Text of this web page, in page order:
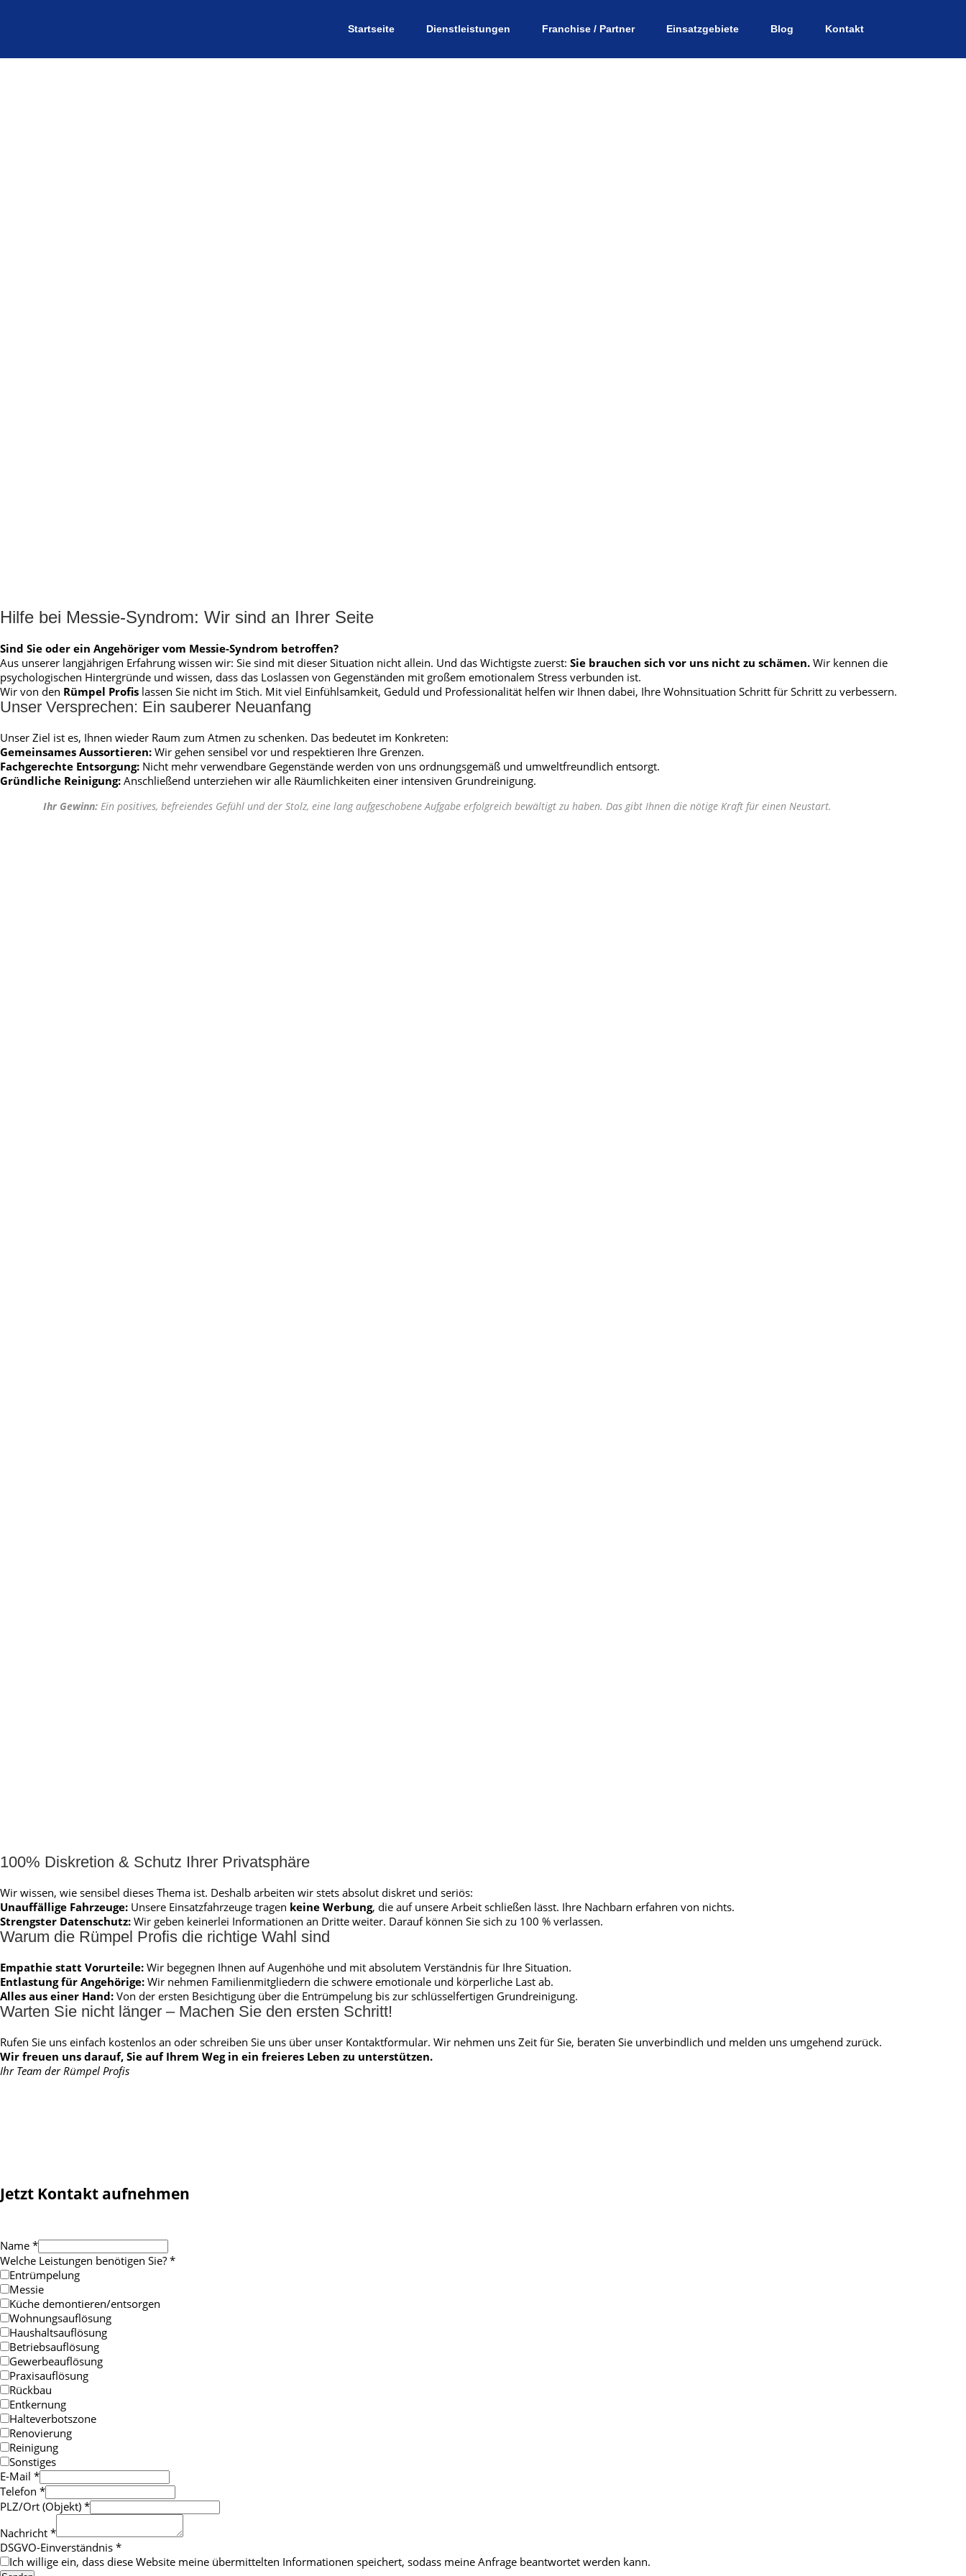
Startseite Dienstleistungen Franchise / Partner Einsatzgebiete Blog Kontakt
Hilfe bei Messie-Syndrom: Wir sind an Ihrer Seite
Sind Sie oder ein Angehöriger vom Messie-Syndrom betroffen?
Aus unserer langjährigen Erfahrung wissen wir: Sie sind mit dieser Situation nicht allein. Und das Wichtigste zuerst: Sie brauchen sich vor uns nicht zu schämen. Wir kennen die
psychologischen Hintergründe und wissen, dass das Loslassen von Gegenständen mit großem emotionalem Stress verbunden ist.
Wir von den Rümpel Profis lassen Sie nicht im Stich. Mit viel Einfühlsamkeit, Geduld und Professionalität helfen wir Ihnen dabei, Ihre Wohnsituation Schritt für Schritt zu verbessern.
Unser Versprechen: Ein sauberer Neuanfang
Unser Ziel ist es, Ihnen wieder Raum zum Atmen zu schenken. Das bedeutet im Konkreten:
Gemeinsames Aussortieren: Wir gehen sensibel vor und respektieren Ihre Grenzen.
Fachgerechte Entsorgung: Nicht mehr verwendbare Gegenstände werden von uns ordnungsgemäß und umweltfreundlich entsorgt.
Gründliche Reinigung: Anschließend unterziehen wir alle Räumlichkeiten einer intensiven Grundreinigung.
Ihr Gewinn: Ein positives, befreiendes Gefühl und der Stolz, eine lang aufgeschobene Aufgabe erfolgreich bewältigt zu haben. Das gibt Ihnen die nötige Kraft für einen Neustart.
100% Diskretion & Schutz Ihrer Privatsphäre
Wir wissen, wie sensibel dieses Thema ist. Deshalb arbeiten wir stets absolut diskret und seriös:
Unauffällige Fahrzeuge: Unsere Einsatzfahrzeuge tragen keine Werbung, die auf unsere Arbeit schließen lässt. Ihre Nachbarn erfahren von nichts.
Strengster Datenschutz: Wir geben keinerlei Informationen an Dritte weiter. Darauf können Sie sich zu 100 % verlassen.
Warum die Rümpel Profis die richtige Wahl sind
Empathie statt Vorurteile: Wir begegnen Ihnen auf Augenhöhe und mit absolutem Verständnis für Ihre Situation.
Entlastung für Angehörige: Wir nehmen Familienmitgliedern die schwere emotionale und körperliche Last ab.
Alles aus einer Hand: Von der ersten Besichtigung über die Entrümpelung bis zur schlüsselfertigen Grundreinigung.
Warten Sie nicht länger – Machen Sie den ersten Schritt!
Rufen Sie uns einfach kostenlos an oder schreiben Sie uns über unser Kontaktformular. Wir nehmen uns Zeit für Sie, beraten Sie unverbindlich und melden uns umgehend zurück.
Wir freuen uns darauf, Sie auf Ihrem Weg in ein freieres Leben zu unterstützen.
Ihr Team der Rümpel Profis
Jetzt Kontakt aufnehmen
Name *
Welche Leistungen benötigen Sie? *
Entrümpelung
Messie
Küche demontieren/entsorgen
Wohnungsauflösung
Haushaltsauflösung
Betriebsauflösung
Gewerbeauflösung
Praxisauflösung
Rückbau
Entkernung
Halteverbotszone
Renovierung
Reinigung
Sonstiges
E-Mail *
Telefon *
PLZ/Ort (Objekt) *
Nachricht *
DSGVO-Einverständnis *
Ich willige ein, dass diese Website meine übermittelten Informationen speichert, sodass meine Anfrage beantwortet werden kann.